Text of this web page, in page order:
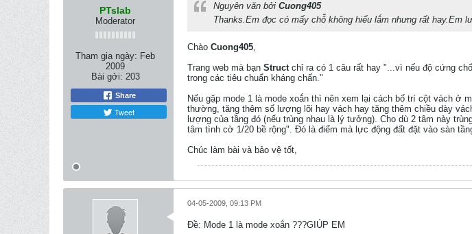
PTslab
Moderator
Tham gia ngày: Feb
2009
Bài gởi: 203
Share
Tweet
Nguyên văn bởi Cuong405
Thanks.Em đọc có mấy chỗ không hiểu lắm nhưng rất hay.Em
Chào Cuong405,
Trang web mà bạn Structchỉ ra có 1 câu rất hay "...vì nếu độ cứng
trong các tiêu chuẩn kháng chấn."
Nếu gặp mode 1 là mode xoắn thì nên xem lại cách bố trí cột vách ở
thường, tăng thêm số lượng lõi hay vách hay tăng thêm chiều dày
lượng của tầng đó (nếu trùng nhau là lý tưởng). Cho dù 2 tâm này
tâm tình cờ 1/20 bề rộng". Đó là điểm mà lực động đất đặt vào sàn
Chúc làm bài và bảo vệ tốt,
04-05-2009, 09:13 PM
Ðề: Mode 1 là mode xoắn ???GIÚP EM